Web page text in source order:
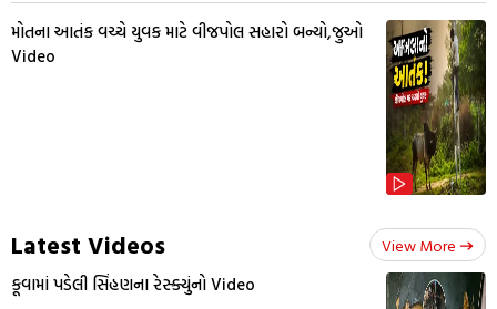
મોતના આતંક વચ્ચે યુવક માટે વીજપોલ સહારો બન્યો,જુઓ
Video
Latest Videos View More
કૂવામાં પડેલી સિંહણના રેસ્ક્યુંનો Video